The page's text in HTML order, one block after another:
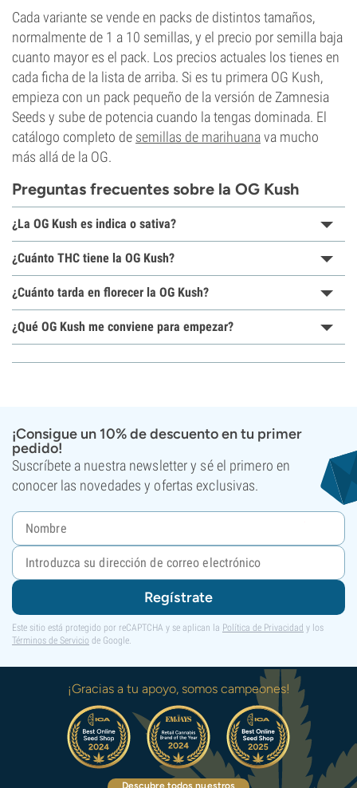
Cada variante se vende en packs de distintos tamaños,
normalmente de 1 a 10 semillas, y el precio por semilla baja
cuanto mayor es el pack. Los precios actuales los tienes en
cada ficha de la lista de arriba. Si es tu primera OG Kush,
empieza con un pack pequeño de la versión de Zamnesia
Seeds y sube de potencia cuando la tengas dominada. El
catálogo completo de semillas de marihuanava mucho
más allá de la OG.
Preguntas frecuentes sobre la OG Kush
¿La OG Kush es indica o sativa?
¿Cuánto THC tiene la OG Kush?
¿Cuánto tarda en florecer la OG Kush?
¿Qué OG Kush me conviene para empezar?
¡Consigue un 10% de descuento en tu primer
pedido!
Suscríbete a nuestra newsletter y sé el primero en
conocer las novedades y ofertas exclusivas.
Regístrate
Este sitio está protegido por reCAPTCHA y se aplican la Política de Privacidad y los
Términos de Servicio de Google.
¡Gracias a tu apoyo, somos campeones!
Descubre todos nuestros